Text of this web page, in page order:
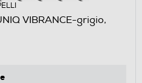
VIBRANCE-grigio,